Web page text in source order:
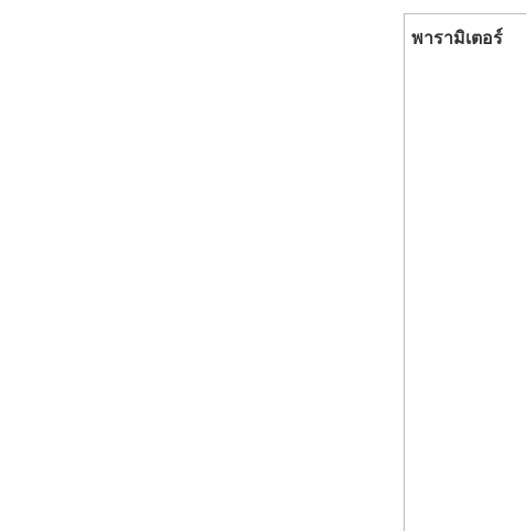
พารามิเตอร์